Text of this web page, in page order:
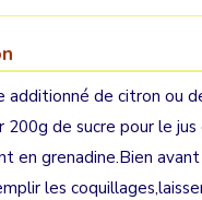
additionné de citron ou
de sucre pour le jus
en grenadine.Bien
les